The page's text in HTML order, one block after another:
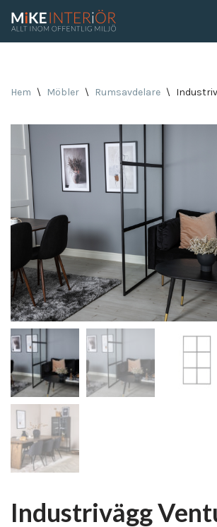
Hem \ Möbler \ Rumsavdelare \
Industrivägg